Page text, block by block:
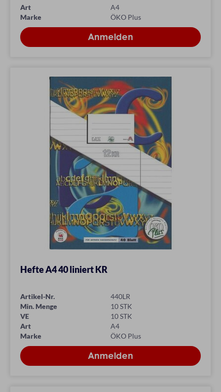
Art
A4
Marke
ÖKO Plus
Hefte A4 40 liniert KR
Artikel-Nr.
440LR
Min. Menge
10 STK
VE
10 STK
Art
A4
Marke
ÖKO Plus